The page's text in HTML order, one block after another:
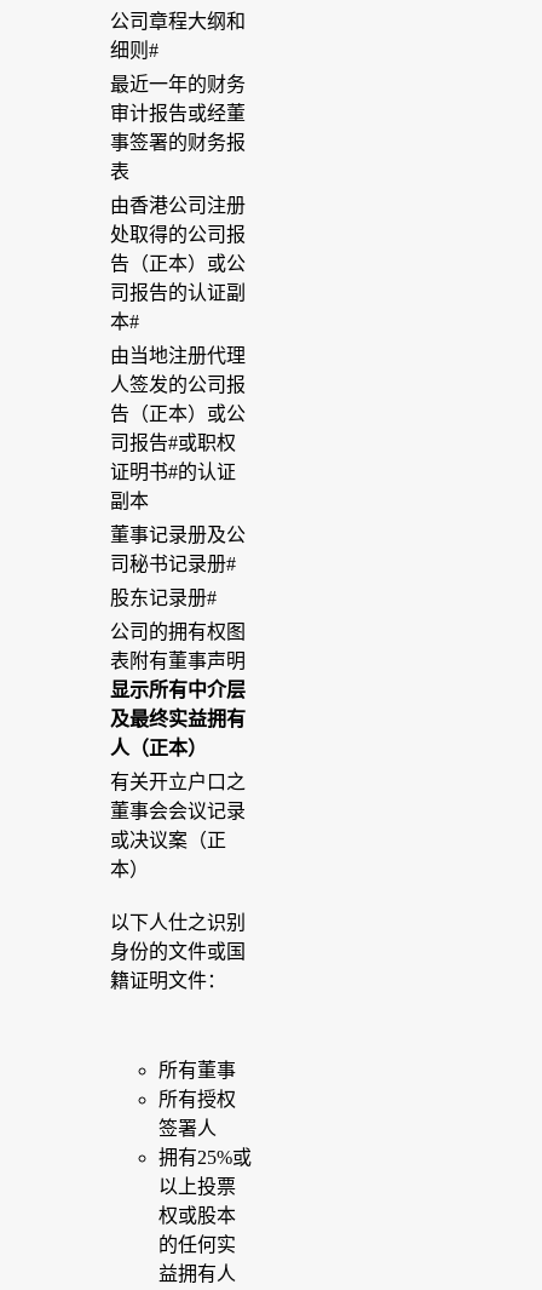
公司章程大纲和
细则#
最近一年的财务
审计报告或经董
事签署的财务报
表
由香港公司注册
处取得的公司报
告（正本）或公
司报告的认证副
本#
由当地注册代理
人签发的公司报
告（正本）或公
司报告#或职权
证明书#的认证
副本
董事记录册及公
司秘书记录册#
股东记录册#
公司的拥有权图
表附有董事声明
显示所有中介层
及最终实益拥有
人（正本）
有关开立户口之
董事会会议记录
或决议案（正
本）
以下人仕之识别
身份的文件或国
籍证明文件：
所有董事
所有授权
签署人
拥有25%或
以上投票
权或股本
的任何实
益拥有人